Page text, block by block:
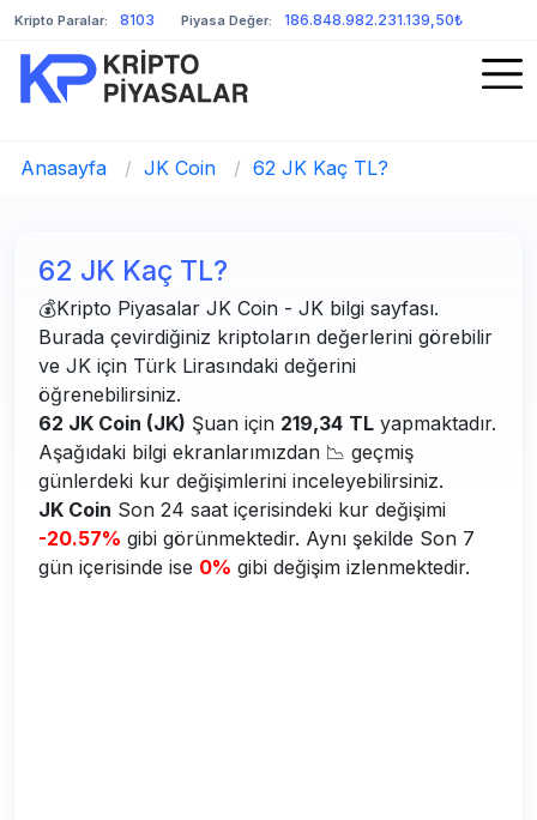
Kripto Paralar: 8103 Piyasa Değer: 186.848.982.231.139,50₺
Anasayfa / JK Coin / 62 JK Kaç TL?
62 JK Kaç TL?
💰Kripto Piyasalar JK Coin - JK bilgi sayfası.
Burada çevirdiğiniz kriptoların değerlerini görebilir
ve JK için Türk Lirasındaki değerini
öğrenebilirsiniz.
62 JK Coin (JK) Şuan için 219,34 TL yapmaktadır.
Aşağıdaki bilgi ekranlarımızdan 📉 geçmiş
günlerdeki kur değişimlerini inceleyebilirsiniz.
JK Coin Son 24 saat içerisindeki kur değişimi
-20.57% gibi görünmektedir. Aynı şekilde Son 7
gün içerisinde ise 0% gibi değişim izlenmektedir.